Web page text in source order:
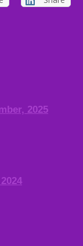
2025